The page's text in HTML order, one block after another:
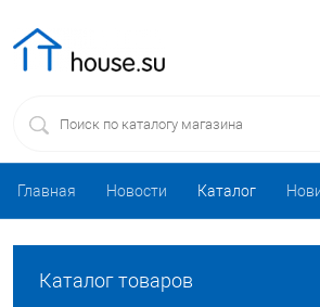
Главная Новости Каталог
Каталог товаров